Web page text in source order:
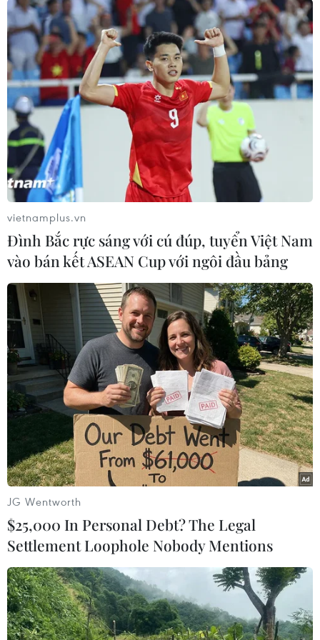
cuối cùng hôm 16/10 của ông Maas và các nhân
viên tháp tùng ông trong chuyến công tác ở
Luxembourg đều cho kết quả âm tính.
Cũng theo quan chức trên, Ngoại trưởng Áo
Alexander Schallenberg được xác nhận đã bị
mắc bệnh COVID-19./.
(Vietnam+)
#COVID-19 #Heiko Maas
#Alexander Schallenberg
#Cảnh báo sớm
#Nhân viên y tế Đức
Theo dõi VietnamPlus
vietnamplus.vn
Đình Bắc rực sáng với cú đúp, tuyển Việt Nam
vào bán kết ASEAN Cup với ngôi đầu bảng
JG Wentworth
$25,000 In Personal Debt? The Legal
Settlement Loophole Nobody Mentions